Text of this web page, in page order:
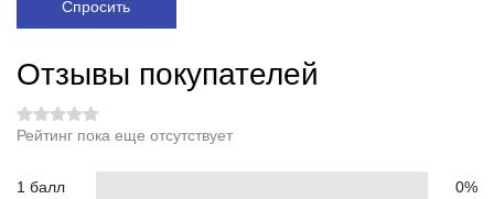
Спросить
Отзывы покупателей
Рейтинг пока еще отсутствует
1 балл 0%